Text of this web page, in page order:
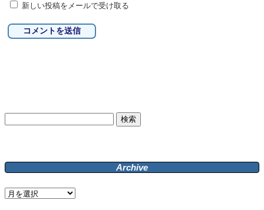
新しい投稿をメールで受け取る
Archive
Archive